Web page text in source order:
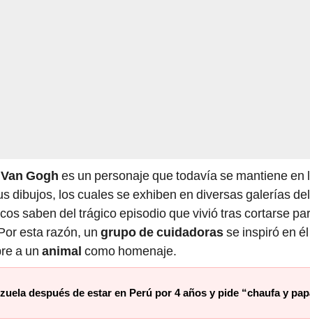
Gogh es un personaje que todavía se mantiene en
dibujos, los cuales se exhiben en diversas galerías
saben del trágico episodio que vivió tras cortarse
esta razón, un grupo de cuidadorasse inspiró en
a un animal como homenaje.
después de estar en Perú por 4 años y pide “chaufa y